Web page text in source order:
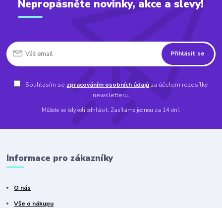
Nepropásněte novinky, akce a slevy!
Přihlásit se
Souhlasím se zpracováním osobních údajů za účelem rozesílky
newsletteru.
Můžete se kdykoli odhlásit. Zasíláme jednou za 14 dní.
Informace pro zákazníky
O nás
Vše o nákupu